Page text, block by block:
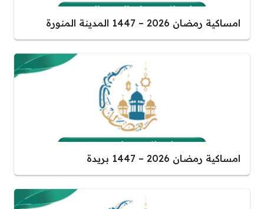
امساكية رمضان 2026 – 1447 المدينة المنورة
امساكية رمضان 2026 – 1447 بريدة